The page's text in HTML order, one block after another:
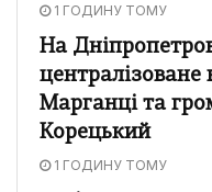
1 ГОДИНУ ТОМУ
На
Марганці та
Корецький
1 ГОДИНУ ТОМУ